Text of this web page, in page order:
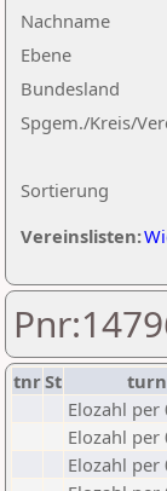
Nachname
Ebene
Sortierung
Bundesland
Spgem./Kreis/
Vereinslisten:
tnrSt
Elozahl per
Elozahl per
Elozahl per